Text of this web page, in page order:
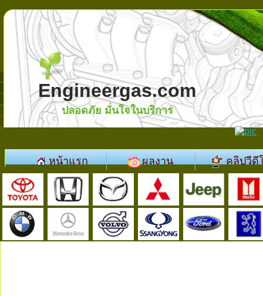
Engineergas.com
ปลอดภัย มั่นใจในบริการ
หน้าแรก ผลงาน คลิปวีดี